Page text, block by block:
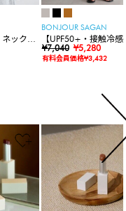
ネックカ
ット
BONJOUR SAGAN
【UPF50+・接触冷感
水】【水陸両用】ラ
ードロンパース
¥7,040 ¥5,280
有料会員価格¥3,432